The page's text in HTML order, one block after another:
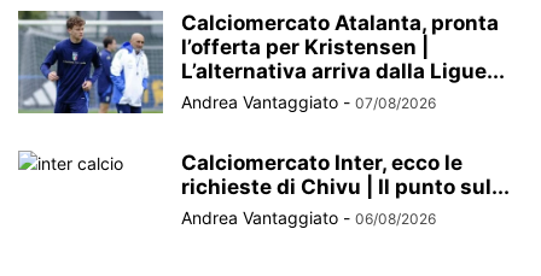
Calciomercato Atalanta, pronta
l’offerta per Kristensen |
L’alternativa arriva dalla Ligue...
Andrea Vantaggiato - 07/08/2026
Calciomercato Inter, ecco le
richieste di Chivu | Il punto sul...
Andrea Vantaggiato - 06/08/2026